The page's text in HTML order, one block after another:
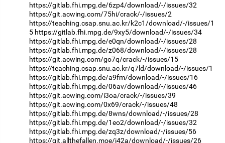
https://gitlab.fhi.mpg.de/6zp4/download/-/issues/32
https://git.acwing.com/75hi/crack/-/issues/2
https://teaching.csap.snu.ac.kr/k2c1/download/-/issues/1
5 https://gitlab.fhi.mpg.de/9xy5/download/-/issues/34
https://gitlab.fhi.mpg.de/e0qn/download/-/issues/28
https://gitlab.fhi.mpg.de/z068/download/-/issues/28
https://git.acwing.com/go7q/crack/-/issues/15
https://teaching.csap.snu.ac.kr/q7ld/download/-/issues/1
https://gitlab.fhi.mpg.de/a9fm/download/-/issues/16
https://gitlab.fhi.mpg.de/06av/download/-/issues/46
https://git.acwing.com/i3oa/crack/-/issues/39
https://git.acwing.com/0x69/crack/-/issues/48
https://gitlab.fhi.mpg.de/8wns/download/-/issues/28
https://gitlab.fhi.mpg.de/1eo2/download/-/issues/32
https://gitlab.fhi.mpg.de/zq3z/download/-/issues/56
https://git.allthefallen.moe/i42a/download/-/issues/26